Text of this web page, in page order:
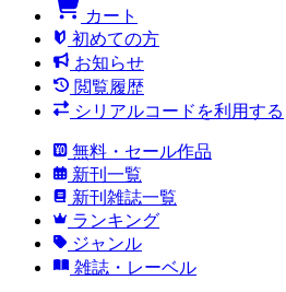
カート
初めての方
お知らせ
閲覧履歴
シリアルコードを利用する
無料・セール作品
新刊一覧
新刊雑誌一覧
ランキング
ジャンル
雑誌・レーベル